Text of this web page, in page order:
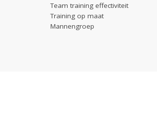
Team training effectiviteit
Training op maat
Mannengroep